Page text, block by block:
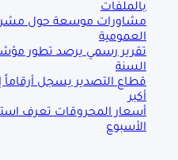
بالملفات
مشاورات موسعة حول مشروع
العمومية
تقرير رسمي يرصد تطور
السنة
قطاع التصدير يسجل أرقاماً
أكبر
أسعار المحروقات تعرف
الأسبوع